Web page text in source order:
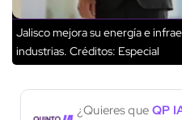
Jalisco mejora su energía e
industrias. Créditos: Especial
¿Quieres que QP